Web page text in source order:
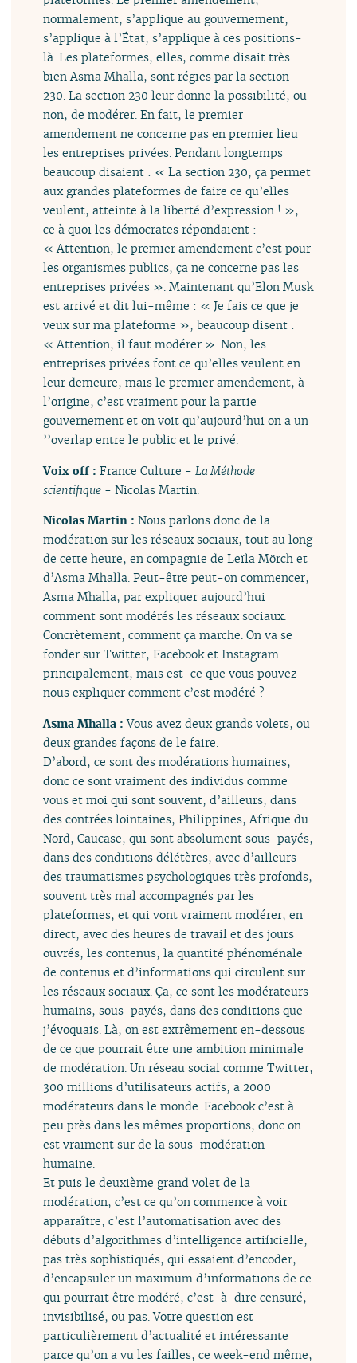
normalement, s’applique au gouvernement,
s’applique à l’État, s’applique à ces positions-
là. Les plateformes, elles, comme disait très
bien Asma Mhalla, sont régies par la section
230. La section 230 leur donne la possibilité, ou
non, de modérer. En fait, le premier
amendement ne concerne pas en premier lieu
les entreprises privées. Pendant longtemps
beaucoup disaient : « La section 230, ça permet
aux grandes plateformes de faire ce qu’elles
veulent, atteinte à la liberté d’expression ! »,
ce à quoi les démocrates répondaient :
« Attention, le premier amendement c’est pour
les organismes publics, ça ne concerne pas les
entreprises privées ». Maintenant qu’Elon Musk
est arrivé et dit lui-même : « Je fais ce que je
veux sur ma plateforme », beaucoup disent :
« Attention, il faut modérer ». Non, les
entreprises privées font ce qu’elles veulent en
leur demeure, mais le premier amendement, à
l’origine, c’est vraiment pour la partie
gouvernement et on voit qu’aujourd’hui on a un
’’overlap entre le public et le privé.
Voix off :France Culture -La Méthode
scientifique - Nicolas Martin.
Nicolas Martin :Nous parlons donc de la
modération sur les réseaux sociaux, tout au long
de cette heure, en compagnie de Leïla Mörch et
d’Asma Mhalla. Peut-être peut-on commencer,
Asma Mhalla, par expliquer aujourd’hui
comment sont modérés les réseaux sociaux.
Concrètement, comment ça marche. On va se
fonder sur Twitter, Facebook et Instagram
principalement, mais est-ce que vous pouvez
nous expliquer comment c’est modéré ?
Asma Mhalla :Vous avez deux grands volets, ou
deux grandes façons de le faire.
D’abord, ce sont des modérations humaines,
donc ce sont vraiment des individus comme
vous et moi qui sont souvent, d’ailleurs, dans
des contrées lointaines, Philippines, Afrique du
Nord, Caucase, qui sont absolument sous-payés,
dans des conditions délétères, avec d’ailleurs
des traumatismes psychologiques très profonds,
souvent très mal accompagnés par les
plateformes, et qui vont vraiment modérer, en
direct, avec des heures de travail et des jours
ouvrés, les contenus, la quantité phénoménale
de contenus et d’informations qui circulent sur
les réseaux sociaux. Ça, ce sont les modérateurs
humains, sous-payés, dans des conditions que
j’évoquais. Là, on est extrêmement en-dessous
de ce que pourrait être une ambition minimale
de modération. Un réseau social comme Twitter,
300 millions d’utilisateurs actifs, a 2000
modérateurs dans le monde. Facebook c’est à
peu près dans les mêmes proportions, donc on
est vraiment sur de la sous-modération
humaine.
Et puis le deuxième grand volet de la
modération, c’est ce qu’on commence à voir
apparaître, c’est l’automatisation avec des
débuts d’algorithmes d’intelligence artificielle,
pas très sophistiqués, qui essaient d’encoder,
d’encapsuler un maximum d’informations de ce
qui pourrait être modéré, c’est-à-dire censuré,
invisibilisé, ou pas. Votre question est
particulièrement d’actualité et intéressante
parce qu’on a vu les failles, ce week-end même,